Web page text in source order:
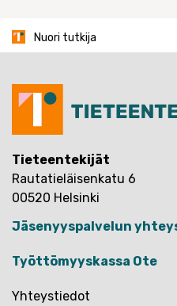
Nuori tutkija
Tieteentekijät
Rautatieläisenkatu 6
00520 Helsinki
Jäsenyyspalvelun
Työttömyyskassa Ote
Yhteystiedot